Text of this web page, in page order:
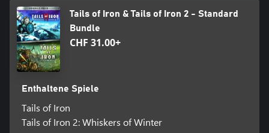
Tails of Iron & Tails of Iron 2 - Standard
Bundle
CHF 31.00+
Enthaltene Spiele
Tails of Iron
Tails of Iron 2: Whiskers of Winter